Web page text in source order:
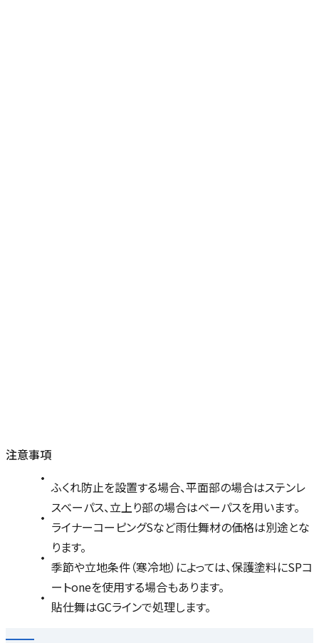
注意事項
ふくれ防止を設置する場合、平面部の場合はステンレ
スベーパス、立上り部の場合はベーパスを用います。
ライナーコーピングSなど雨仕舞材の価格は別途とな
ります。
季節や立地条件（寒冷地）によっては、保護塗料にSPコ
ートoneを使用する場合もあります。
貼仕舞はGCラインで処理します。